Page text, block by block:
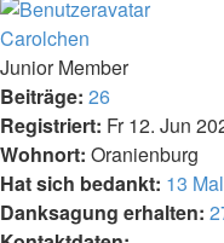
Carolchen
Junior Member
Beiträge: 26
Registriert: Fr 12. Jun
Wohnort: Oranienburg
Hat sich bedankt: 13 Mal
Danksagung erhalten: